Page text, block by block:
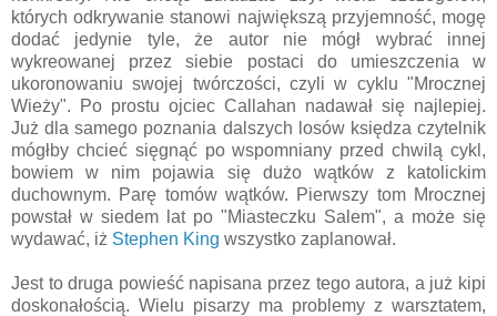
których odkrywanie stanowi największą przyjemność, mogę
dodać jedynie tyle, że autor nie mógł wybrać innej
wykreowanej przez siebie postaci do umieszczenia w
ukoronowaniu swojej twórczości, czyli w cyklu "Mrocznej
Wieży". Po prostu ojciec Callahan nadawał się najlepiej.
Już dla samego poznania dalszych losów księdza czytelnik
mógłby chcieć sięgnąć po wspomniany przed chwilą cykl,
bowiem w nim pojawia się dużo wątków z katolickim
duchownym. Parę tomów wątków. Pierwszy tom Mrocznej
powstał w siedem lat po "Miasteczku Salem", a może się
wydawać, iż Stephen King wszystko zaplanował.
Jest to druga powieść napisana przez tego autora, a już kipi
doskonałością. Wielu pisarzy ma problemy z warsztatem,